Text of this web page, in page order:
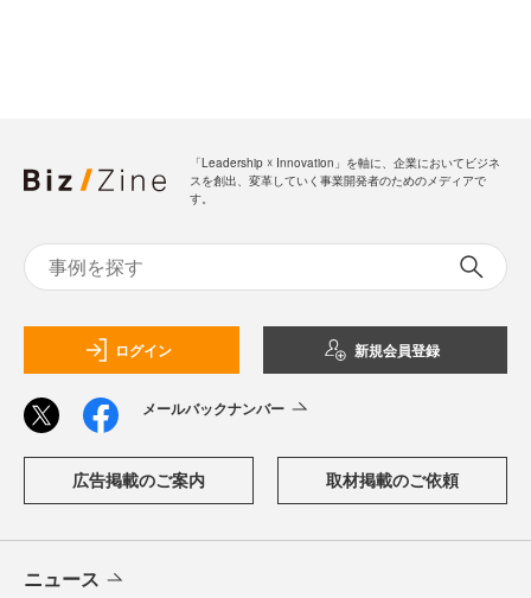
「Leadership ☓ Innovation」を軸に、企業においてビジネ
スを創出、変革していく事業開発者のためのメディアで
す。
ログイン 新規会員登録
メールバックナンバー
広告掲載のご案内 取材掲載のご依頼
ニュース